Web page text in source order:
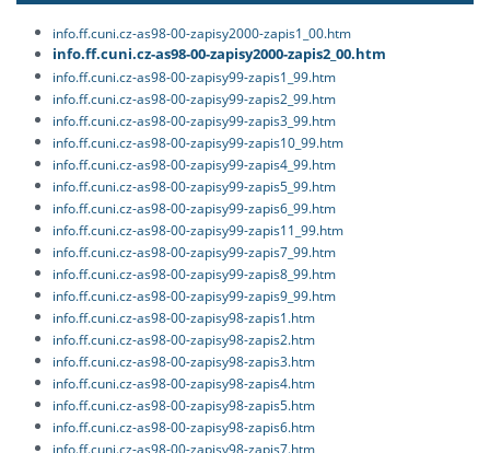
info.ff.cuni.cz-as98-00-zapisy2000-zapis1_00.htm
info.ff.cuni.cz-as98-00-zapisy2000-zapis2_00.htm
info.ff.cuni.cz-as98-00-zapisy99-zapis1_99.htm
info.ff.cuni.cz-as98-00-zapisy99-zapis2_99.htm
info.ff.cuni.cz-as98-00-zapisy99-zapis3_99.htm
info.ff.cuni.cz-as98-00-zapisy99-zapis10_99.htm
info.ff.cuni.cz-as98-00-zapisy99-zapis4_99.htm
info.ff.cuni.cz-as98-00-zapisy99-zapis5_99.htm
info.ff.cuni.cz-as98-00-zapisy99-zapis6_99.htm
info.ff.cuni.cz-as98-00-zapisy99-zapis11_99.htm
info.ff.cuni.cz-as98-00-zapisy99-zapis7_99.htm
info.ff.cuni.cz-as98-00-zapisy99-zapis8_99.htm
info.ff.cuni.cz-as98-00-zapisy99-zapis9_99.htm
info.ff.cuni.cz-as98-00-zapisy98-zapis1.htm
info.ff.cuni.cz-as98-00-zapisy98-zapis2.htm
info.ff.cuni.cz-as98-00-zapisy98-zapis3.htm
info.ff.cuni.cz-as98-00-zapisy98-zapis4.htm
info.ff.cuni.cz-as98-00-zapisy98-zapis5.htm
info.ff.cuni.cz-as98-00-zapisy98-zapis6.htm
info.ff.cuni.cz-as98-00-zapisy98-zapis7.htm